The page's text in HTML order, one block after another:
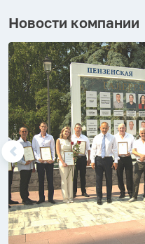
Новости компании